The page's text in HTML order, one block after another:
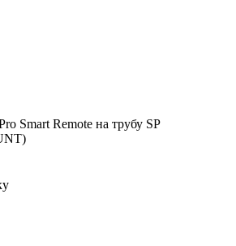
Smart Remote на трубу SP